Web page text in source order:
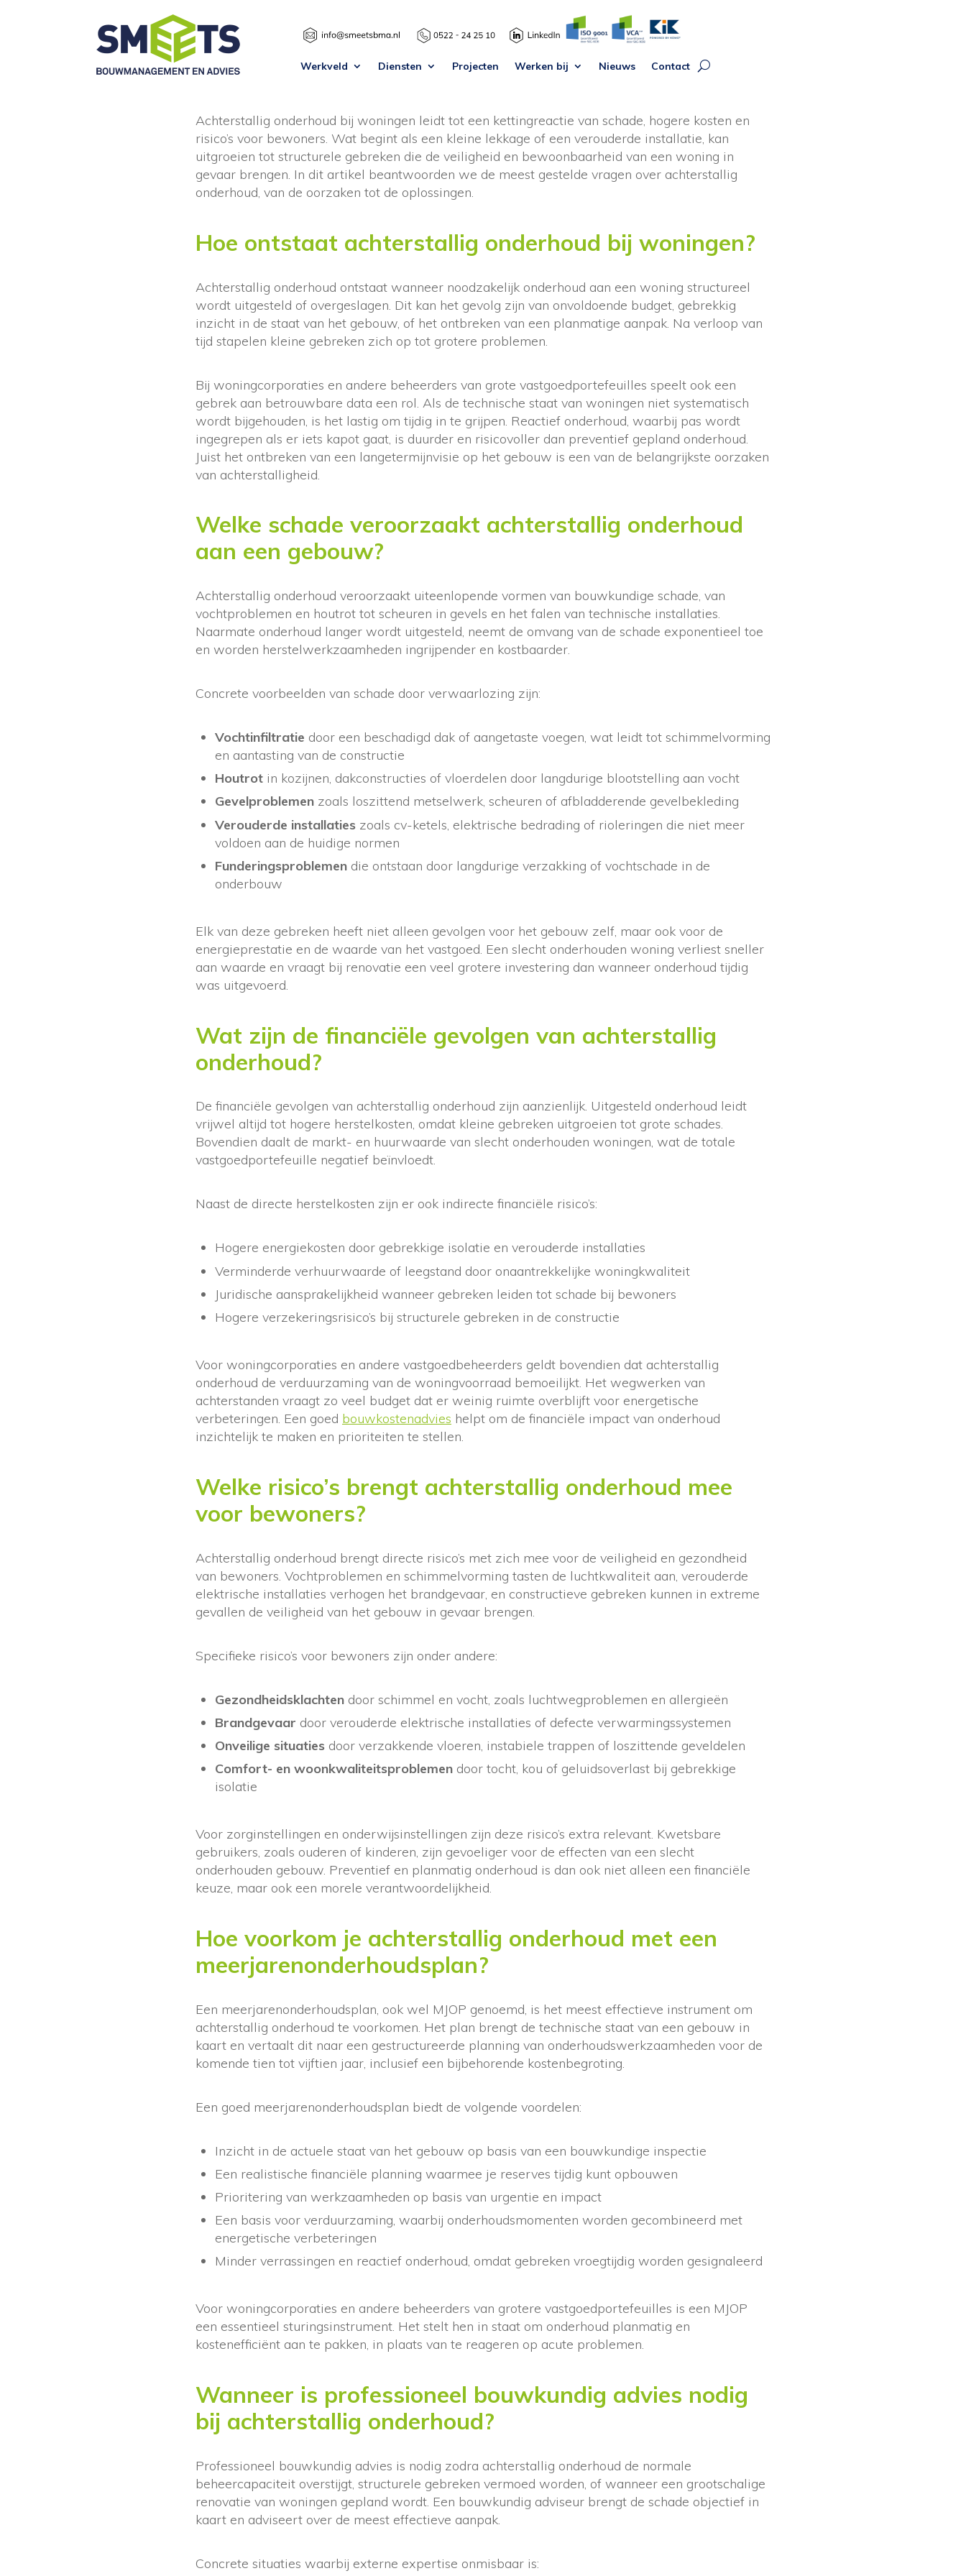
Werkveld Diensten Projecten Werken bij Nieuws Contact
ariane waarsing· 08 jul 2026
Achterstallig onderhoud bij woningen leidt tot een kettingreactie van schade, hogere kosten en
risico’s voor bewoners. Wat begint als een kleine lekkage of een verouderde installatie, kan
uitgroeien tot structurele gebreken die de veiligheid en bewoonbaarheid van een woning in
gevaar brengen. In dit artikel beantwoorden we de meest gestelde vragen over achterstallig
onderhoud, van de oorzaken tot de oplossingen.
Hoe ontstaat achterstallig onderhoud bij woningen?
Achterstallig onderhoud ontstaat wanneer noodzakelijk onderhoud aan een woning structureel
wordt uitgesteld of overgeslagen. Dit kan het gevolg zijn van onvoldoende budget, gebrekkig
inzicht in de staat van het gebouw, of het ontbreken van een planmatige aanpak. Na verloop van
tijd stapelen kleine gebreken zich op tot grotere problemen.
Bij woningcorporaties en andere beheerders van grote vastgoedportefeuilles speelt ook een
gebrek aan betrouwbare data een rol. Als de technische staat van woningen niet systematisch
wordt bijgehouden, is het lastig om tijdig in te grijpen. Reactief onderhoud, waarbij pas wordt
ingegrepen als er iets kapot gaat, is duurder en risicovoller dan preventief gepland onderhoud.
Juist het ontbreken van een langetermijnvisie op het gebouw is een van de belangrijkste oorzaken
van achterstalligheid.
Welke schade veroorzaakt achterstallig onderhoud
aan een gebouw?
Achterstallig onderhoud veroorzaakt uiteenlopende vormen van bouwkundige schade, van
vochtproblemen en houtrot tot scheuren in gevels en het falen van technische installaties.
Naarmate onderhoud langer wordt uitgesteld, neemt de omvang van de schade exponentieel toe
en worden herstelwerkzaamheden ingrijpender en kostbaarder.
Concrete voorbeelden van schade door verwaarlozing zijn:
Vochtinfiltratie door een beschadigd dak of aangetaste voegen, wat leidt tot schimmelvorming
en aantasting van de constructie
Houtrot in kozijnen, dakconstructies of vloerdelen door langdurige blootstelling aan vocht
Gevelproblemen zoals loszittend metselwerk, scheuren of afbladderende gevelbekleding
Verouderde installaties zoals cv-ketels, elektrische bedrading of rioleringen die niet meer
voldoen aan de huidige normen
Funderingsproblemen die ontstaan door langdurige verzakking of vochtschade in de
onderbouw
Elk van deze gebreken heeft niet alleen gevolgen voor het gebouw zelf, maar ook voor de
energieprestatie en de waarde van het vastgoed. Een slecht onderhouden woning verliest sneller
aan waarde en vraagt bij renovatie een veel grotere investering dan wanneer onderhoud tijdig
was uitgevoerd.
Wat zijn de financiële gevolgen van achterstallig
onderhoud?
De financiële gevolgen van achterstallig onderhoud zijn aanzienlijk. Uitgesteld onderhoud leidt
vrijwel altijd tot hogere herstelkosten, omdat kleine gebreken uitgroeien tot grote schades.
Bovendien daalt de markt- en huurwaarde van slecht onderhouden woningen, wat de totale
vastgoedportefeuille negatief beïnvloedt.
Naast de directe herstelkosten zijn er ook indirecte financiële risico’s:
Hogere energiekosten door gebrekkige isolatie en verouderde installaties
Verminderde verhuurwaarde of leegstand door onaantrekkelijke woningkwaliteit
Juridische aansprakelijkheid wanneer gebreken leiden tot schade bij bewoners
Hogere verzekeringsrisico’s bij structurele gebreken in de constructie
Voor woningcorporaties en andere vastgoedbeheerders geldt bovendien dat achterstallig
onderhoud de verduurzaming van de woningvoorraad bemoeilijkt. Het wegwerken van
achterstanden vraagt zo veel budget dat er weinig ruimte overblijft voor energetische
verbeteringen. Een goed bouwkostenadvies helpt om de financiële impact van onderhoud
inzichtelijk te maken en prioriteiten te stellen.
Welke risico’s brengt achterstallig onderhoud mee
voor bewoners?
Achterstallig onderhoud brengt directe risico’s met zich mee voor de veiligheid en gezondheid
van bewoners. Vochtproblemen en schimmelvorming tasten de luchtkwaliteit aan, verouderde
elektrische installaties verhogen het brandgevaar, en constructieve gebreken kunnen in extreme
gevallen de veiligheid van het gebouw in gevaar brengen.
Specifieke risico’s voor bewoners zijn onder andere:
Gezondheidsklachten door schimmel en vocht, zoals luchtwegproblemen en allergieën
Brandgevaar door verouderde elektrische installaties of defecte verwarmingssystemen
Onveilige situaties door verzakkende vloeren, instabiele trappen of loszittende geveldelen
Comfort- en woonkwaliteitsproblemen door tocht, kou of geluidsoverlast bij gebrekkige
isolatie
Voor zorginstellingen en onderwijsinstellingen zijn deze risico’s extra relevant. Kwetsbare
gebruikers, zoals ouderen of kinderen, zijn gevoeliger voor de effecten van een slecht
onderhouden gebouw. Preventief en planmatig onderhoud is dan ook niet alleen een financiële
keuze, maar ook een morele verantwoordelijkheid.
Hoe voorkom je achterstallig onderhoud met een
meerjarenonderhoudsplan?
Een meerjarenonderhoudsplan, ook wel MJOP genoemd, is het meest effectieve instrument om
achterstallig onderhoud te voorkomen. Het plan brengt de technische staat van een gebouw in
kaart en vertaalt dit naar een gestructureerde planning van onderhoudswerkzaamheden voor de
komende tien tot vijftien jaar, inclusief een bijbehorende kostenbegroting.
Een goed meerjarenonderhoudsplan biedt de volgende voordelen:
Inzicht in de actuele staat van het gebouw op basis van een bouwkundige inspectie
Een realistische financiële planning waarmee je reserves tijdig kunt opbouwen
Prioritering van werkzaamheden op basis van urgentie en impact
Een basis voor verduurzaming, waarbij onderhoudsmomenten worden gecombineerd met
energetische verbeteringen
Minder verrassingen en reactief onderhoud, omdat gebreken vroegtijdig worden gesignaleerd
Voor woningcorporaties en andere beheerders van grotere vastgoedportefeuilles is een MJOP
een essentieel sturingsinstrument. Het stelt hen in staat om onderhoud planmatig en
kostenefficiënt aan te pakken, in plaats van te reageren op acute problemen.
Wanneer is professioneel bouwkundig advies nodig
bij achterstallig onderhoud?
Professioneel bouwkundig advies is nodig zodra achterstallig onderhoud de normale
beheercapaciteit overstijgt, structurele gebreken vermoed worden, of wanneer een grootschalige
renovatie van woningen gepland wordt. Een bouwkundig adviseur brengt de schade objectief in
kaart en adviseert over de meest effectieve aanpak.
Concrete situaties waarbij externe expertise onmisbaar is: